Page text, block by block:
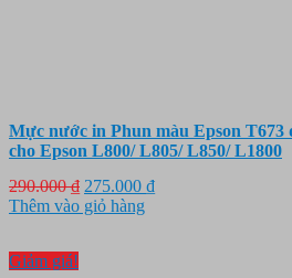
Mực nước in Phun màu Epson T673
cho Epson L800/ L805/ L850/ L1800
290.000₫ Giá
gốc
275.000 ₫Giá
Thêm vào giỏ hàng
Giảm giá!